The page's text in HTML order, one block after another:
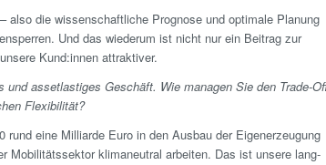
– also die wissenschaftliche Prognose und optimale Planung
Und das wiederum ist nicht nur ein Beitrag zur
Kund:innen attraktiver.
assetlastiges Geschäft. Wie managen Sie den Trade-
Flexibilität?
eine Milliarde Euro in den Ausbau der Eigenerzeugung
Mobilitätssektor klimaneutral arbeiten. Das ist unsere lang­